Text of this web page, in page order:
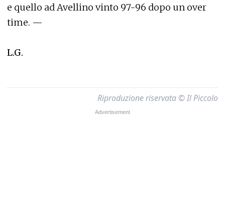
e quello ad Avellino vinto 97-96 dopo un over
time. —
L.G.
Riproduzione riservata © Il Piccolo